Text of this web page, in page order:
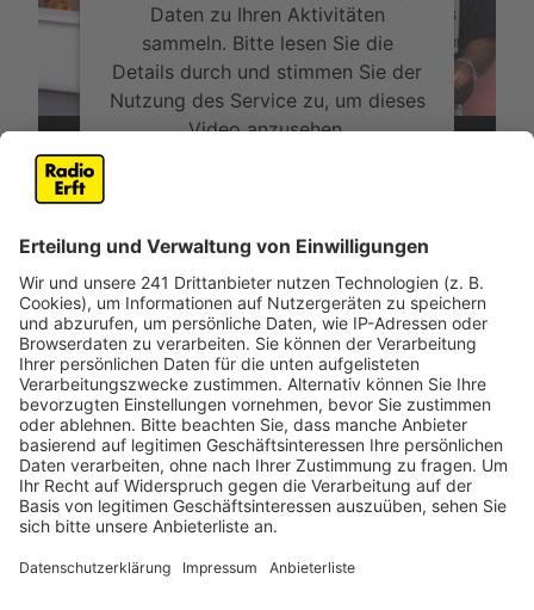
Daten zu Ihren Aktivitäten
sammeln. Bitte lesen Sie die
Details durch und stimmen Sie der
Nutzung des Service zu, um dieses
Video anzusehen.
Akzeptieren
powered byUsercentrics Consent
Management Platform
In diesem Video zeigt euch Nelson Müller, wie man
variieren, wie ihr hier seht, macht unser Starkoch dazu
eine Ratatouille-Kruste. Viel Spaß beim Nachkochen.
Anzeige
Das ist der Kitchen Club by Nelson Müller
Anzeige
Bei euch läuft das Radio in der Küche, bei uns die
Küche im Radio. Starkoch Nelson Müller lädt uns